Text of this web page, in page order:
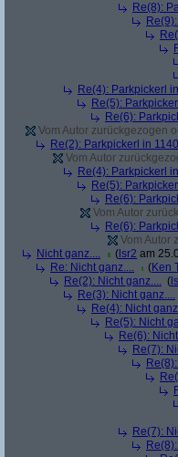
Re(8):
Re(4): Parkpickerl
Re(5):
Re(6):
Vom Autor zurückgezogen
Re(2): Parkpickerl in
Vom Autor
Re(4): Parkpickerl
Re(5):
Re(6):
Vom Autor
Re(6):
Vom Autor
Nicht ganz....
( lsr2 am
Re: Nicht ganz....
(Ken
Re(2): Nicht ganz.... (
Re(3): Nicht ganz....
Re(4): Nicht
Re(5): Nicht
Re(6):
Re(7):
Re(7):